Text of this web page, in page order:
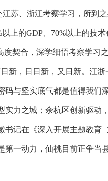
苏、浙江考察学习，所到
以上的GDP、70%以上的技
度契合，深学细悟考察学习
新，日日新，又日新。 江浙
码与坚实底气都是值得我
实力之城；余杭区创新驱
书记在《深入开展主题教育
第一动力，仙桃目前正争